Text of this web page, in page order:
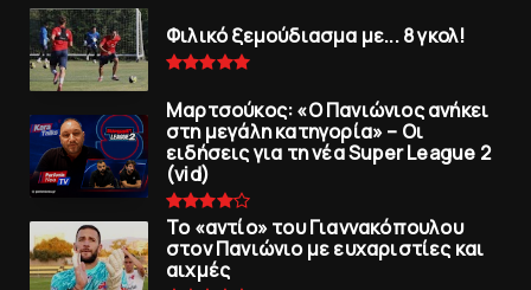
Φιλικό ξεμούδιασμα με... 8 γκολ!
Μαρτσούκος: «Ο Πανιώνιος ανήκει
στη μεγάλη κατηγορία» – Οι
ειδήσεις για τη νέα Super League 2
(vid)
To «αντίο» του Γιαννακόπουλου
στον Πανιώνιο με ευχαριστίες και
αιχμές